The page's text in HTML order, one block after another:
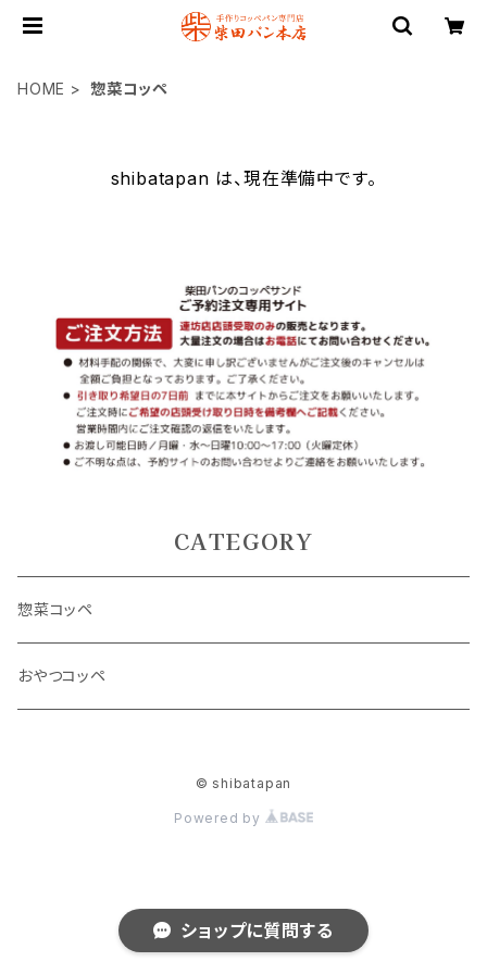
HOME 惣菜コッペ
shibatapan は、現在準備中です。
CATEGORY
惣菜コッペ
おやつコッペ
© shibatapan
Powered by
ショップに質問する